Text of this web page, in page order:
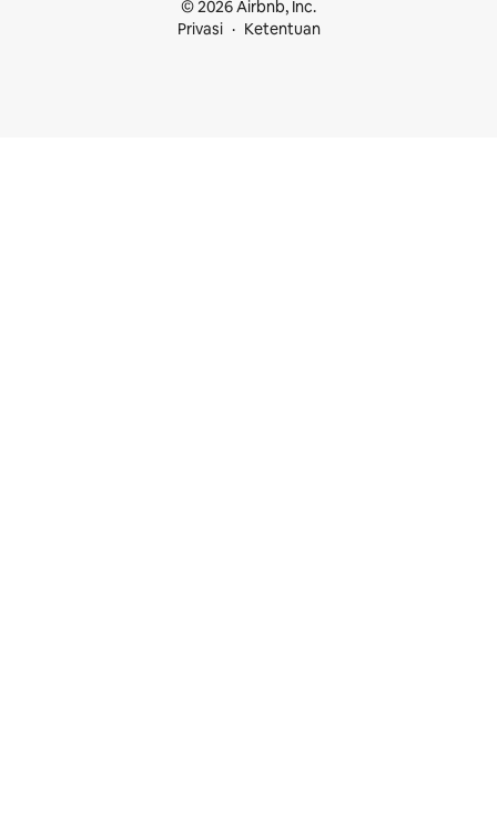
© 2026 Airbnb, Inc.
Privasi
Ketentuan